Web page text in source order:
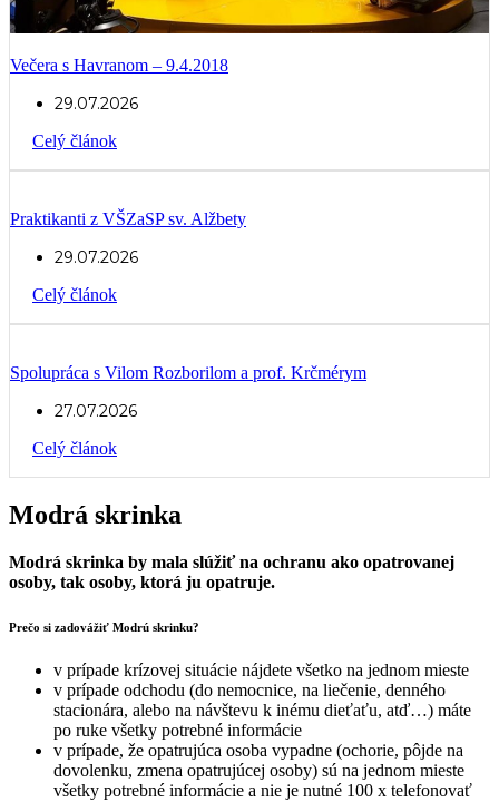
Večera s Havranom – 9.4.2018
29.07.2026
Celý článok
Praktikanti z VŠZaSP sv. Alžbety
29.07.2026
Celý článok
Spolupráca s Vilom Rozborilom a prof. Krčmérym
27.07.2026
Celý článok
Modrá skrinka
Modrá skrinka by mala slúžiť na ochranu ako opatrovanej
osoby, tak osoby, ktorá ju opatruje.
Prečo si zadovážiť Modrú skrinku?
v prípade krízovej situácie nájdete všetko na jednom mieste
v prípade odchodu (do nemocnice, na liečenie, denného
stacionára, alebo na návštevu k inému dieťaťu, atď…) máte
po ruke všetky potrebné informácie
v prípade, že opatrujúca osoba vypadne (ochorie, pôjde na
dovolenku, zmena opatrujúcej osoby) sú na jednom mieste
všetky potrebné informácie a nie je nutné 100 x telefonovať